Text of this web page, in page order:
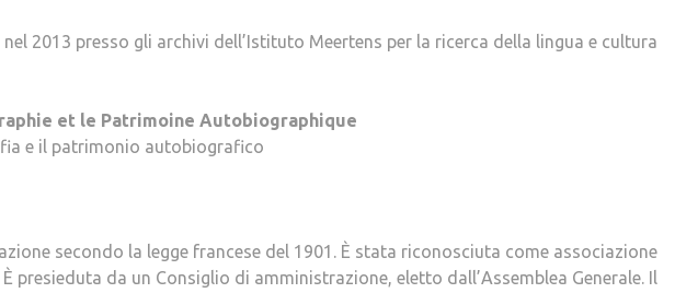
2013 presso gli archivi dell’Istituto Meertens per la ricerca della lingua e cultura
et le Patrimoine Autobiographique
e il patrimonio autobiografico
secondo la legge francese del 1901. È stata riconosciuta come associazione
presieduta da un Consiglio di amministrazione, eletto dall’Assemblea Generale. Il